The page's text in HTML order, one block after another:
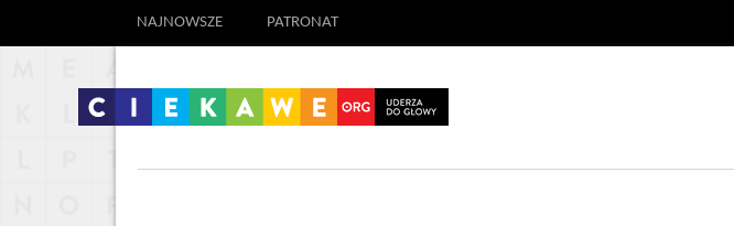
NAJNOWSZE PATRONAT